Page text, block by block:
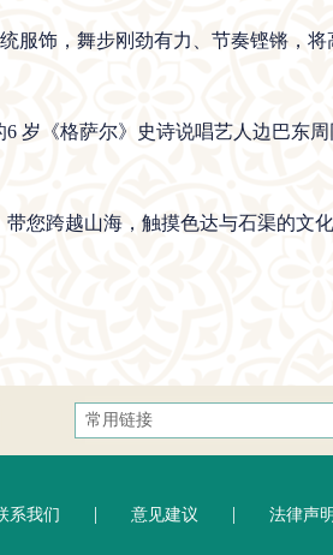
服饰，舞步刚劲有力、节奏铿锵，
岁《格萨尔》史诗说唱艺人边巴东
您跨越山海，触摸色达与石渠的文
常用链接
中央统战部
人民网
系我们 | 意见建议 | 法律声明